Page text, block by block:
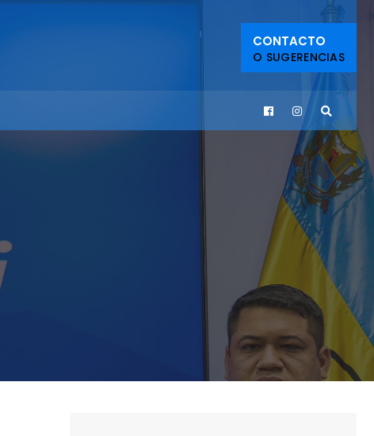
CONTACTO
O SUGERENCIAS